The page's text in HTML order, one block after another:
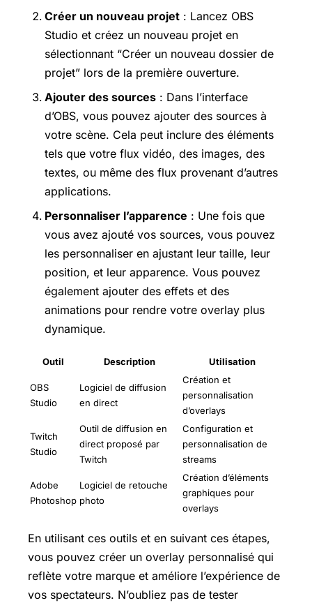
Créer un nouveau projet : Lancez OBS
Studio et créez un nouveau projet en
sélectionnant “Créer un nouveau dossier de
projet” lors de la première ouverture.
Ajouter des sources : Dans l’interface
d’OBS, vous pouvez ajouter des sources à
votre scène. Cela peut inclure des éléments
tels que votre flux vidéo, des images, des
textes, ou même des flux provenant d’autres
applications.
Personnaliser l’apparence : Une fois que
vous avez ajouté vos sources, vous pouvez
les personnaliser en ajustant leur taille, leur
position, et leur apparence. Vous pouvez
également ajouter des effets et des
animations pour rendre votre overlay plus
dynamique.
Outil Description Utilisation
OBS
Studio
Logiciel de diffusion
en direct
Création et
personnalisation
d’overlays
Twitch
Studio
Outil de diffusion en
direct proposé par
Twitch
Configuration et
personnalisation de
streams
Adobe
Photoshop
Logiciel de retouche
photo
Création d’éléments
graphiques pour
overlays
En utilisant ces outils et en suivant ces étapes,
vous pouvez créer un overlay personnalisé qui
reflète votre marque et améliore l’expérience de
vos spectateurs. N’oubliez pas de tester